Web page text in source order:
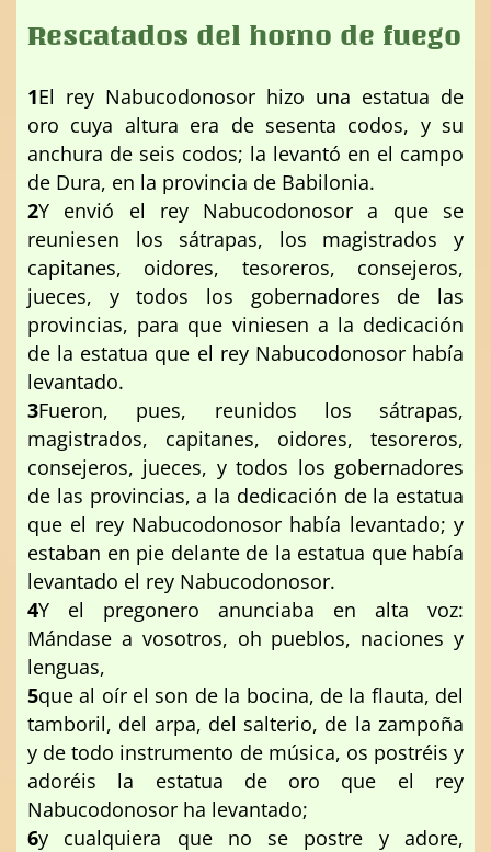
Rescatados del horno de fuego
1El rey Nabucodonosor hizo una estatua de
oro cuya altura era de sesenta codos, y su
anchura de seis codos; la levantó en el campo
de Dura, en la provincia de Babilonia.
2Y envió el rey Nabucodonosor a que se
reuniesen los sátrapas, los magistrados y
capitanes, oidores, tesoreros, consejeros,
jueces, y todos los gobernadores de las
provincias, para que viniesen a la dedicación
de la estatua que el rey Nabucodonosor había
levantado.
3Fueron, pues, reunidos los sátrapas,
magistrados, capitanes, oidores, tesoreros,
consejeros, jueces, y todos los gobernadores
de las provincias, a la dedicación de la estatua
que el rey Nabucodonosor había levantado; y
estaban en pie delante de la estatua que había
levantado el rey Nabucodonosor.
4Y el pregonero anunciaba en alta voz:
Mándase a vosotros, oh pueblos, naciones y
lenguas,
5que al oír el son de la bocina, de la flauta, del
tamboril, del arpa, del salterio, de la zampoña
y de todo instrumento de música, os postréis y
adoréis la estatua de oro que el rey
Nabucodonosor ha levantado;
6y cualquiera que no se postre y adore,